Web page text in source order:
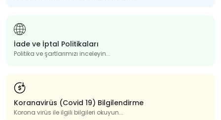
İade ve İptal Politikaları
Politika ve şartlarımızı inceleyin...
Koranavirüs (Covid 19) Bilgilendirme
Korona virüs ile ilgili bilgileri okuyun...